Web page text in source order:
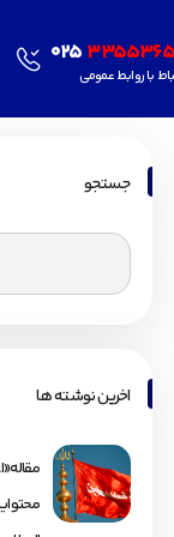
025
با روابط عمومی
جستجو
اخرین نوشته ها